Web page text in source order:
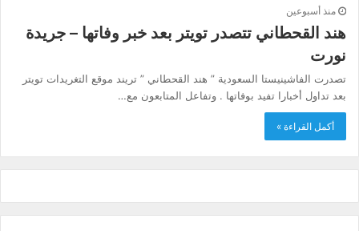
منذ أسبوعين
هند القحطاني تتصدر تويتر بعد خبر وفاتها – جريدة
نورت
تصدرت الفاشينيستا السعودية ” هند القحطاني ” تريند موقع التغريدات تويتر
بعد تداول أخبارا تفيد بوفاتها . وتفاعل المتابعون مع…
أكمل القراءة »